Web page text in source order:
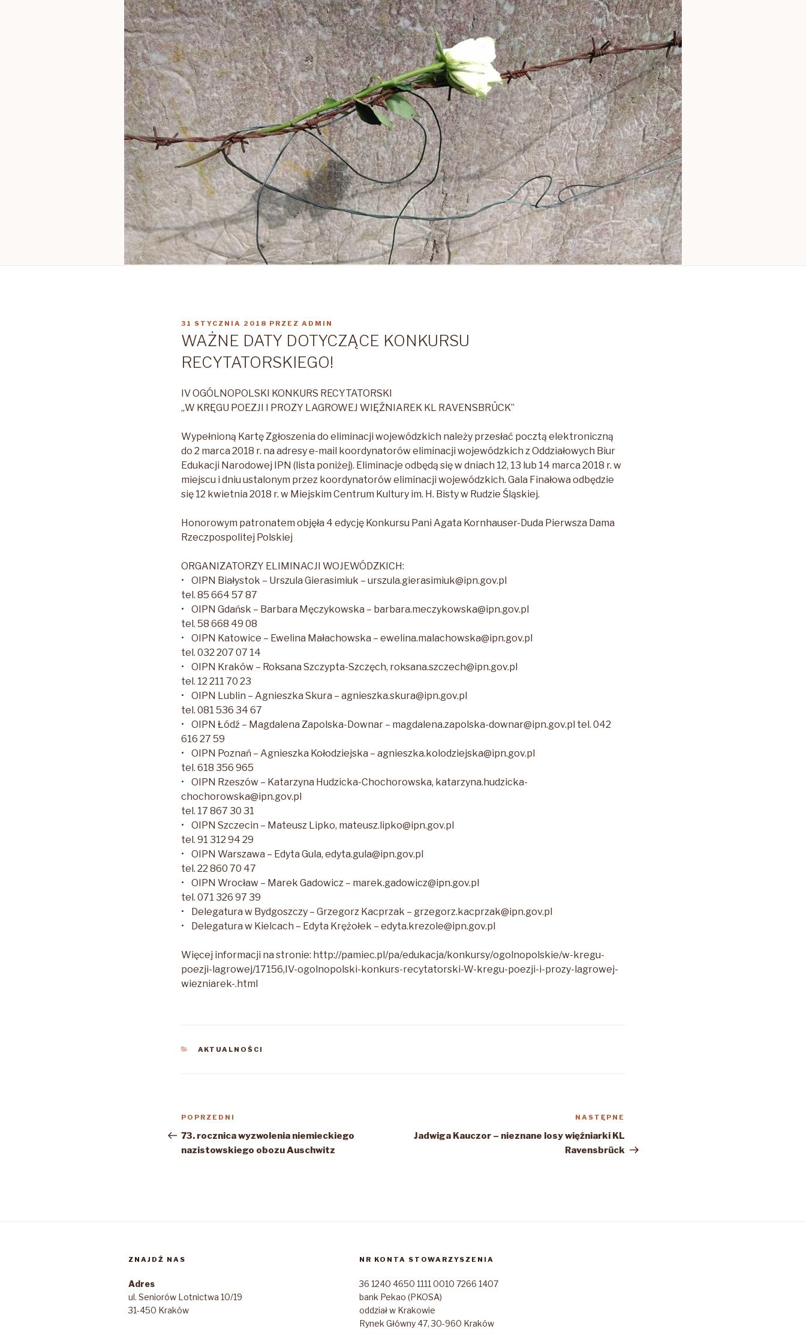
OPUBLIKOWANE
31 STYCZNIA 2018 PRZEZ ADMIN
WAŻNE DATY DOTYCZĄCE KONKURSU
RECYTATORSKIEGO!
IV OGÓLNOPOLSKI KONKURS RECYTATORSKI
„W KRĘGU POEZJI I PROZY LAGROWEJ WIĘŹNIAREK KL RAVENSBRÜCK”
Wypełnioną Kartę Zgłoszenia do eliminacji wojewódzkich należy przesłać pocztą elektroniczną
do 2 marca 2018 r. na adresy e-mail koordynatorów eliminacji wojewódzkich z Oddziałowych Biur
Edukacji Narodowej IPN (lista poniżej). Eliminacje odbędą się w dniach 12, 13 lub 14 marca 2018 r. w
miejscu i dniu ustalonym przez koordynatorów eliminacji wojewódzkich. Gala Finałowa odbędzie
się 12 kwietnia 2018 r. w Miejskim Centrum Kultury im. H. Bisty w Rudzie Śląskiej.
Honorowym patronatem objęła 4 edycję Konkursu Pani Agata Kornhauser-Duda Pierwsza Dama
Rzeczpospolitej Polskiej
ORGANIZATORZY ELIMINACJI WOJEWÓDZKICH:
• OIPN Białystok – Urszula Gierasimiuk – urszula.gierasimiuk@ipn.gov.pl
tel. 85 664 57 87
• OIPN Gdańsk – Barbara Męczykowska – barbara.meczykowska@ipn.gov.pl
tel. 58 668 49 08
• OIPN Katowice – Ewelina Małachowska – ewelina.malachowska@ipn.gov.pl
tel. 032 207 07 14
• OIPN Kraków – Roksana Szczypta-Szczęch, roksana.szczech@ipn.gov.pl
tel. 12 211 70 23
• OIPN Lublin – Agnieszka Skura – agnieszka.skura@ipn.gov.pl
tel. 081 536 34 67
• OIPN Łódź – Magdalena Zapolska-Downar – magdalena.zapolska-downar@ipn.gov.pl tel. 042
616 27 59
• OIPN Poznań – Agnieszka Kołodziejska – agnieszka.kolodziejska@ipn.gov.pl
tel. 618 356 965
• OIPN Rzeszów – Katarzyna Hudzicka-Chochorowska, katarzyna.hudzicka-
chochorowska@ipn.gov.pl
tel. 17 867 30 31
• OIPN Szczecin – Mateusz Lipko, mateusz.lipko@ipn.gov.pl
tel. 91 312 94 29
• OIPN Warszawa – Edyta Gula, edyta.gula@ipn.gov.pl
tel. 22 860 70 47
• OIPN Wrocław – Marek Gadowicz – marek.gadowicz@ipn.gov.pl
tel. 071 326 97 39
• Delegatura w Bydgoszczy – Grzegorz Kacprzak – grzegorz.kacprzak@ipn.gov.pl
• Delegatura w Kielcach – Edyta Krężołek – edyta.krezole@ipn.gov.pl
Więcej informacji na stronie: http://pamiec.pl/pa/edukacja/konkursy/ogolnopolskie/w-kregu-
poezji-lagrowej/17156,IV-ogolnopolski-konkurs-recytatorski-W-kregu-poezji-i-prozy-lagrowej-
wiezniarek-.html
KATEGORIE
AKTUALNOŚCI
Nawigacja
wpisu
Poprzedni
wpis
POPRZEDNI
73. rocznica wyzwolenia niemieckiego
nazistowskiego obozu Auschwitz
NASTĘPNE
Jadwiga Kauczor – nieznane losy więźniarki KL
Ravensbrück
ZNAJDŹ NAS
Adres
ul. Seniorów Lotnictwa 10/19
31-450 Kraków
NR KONTA STOWARZYSZENIA
36 1240 4650 1111 0010 7266 1407
bank Pekao (PKOSA)
oddział w Krakowie
Rynek Główny 47, 30-960 Kraków